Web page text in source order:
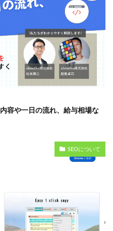
容や一日の流れ、給与相場な
SEOについて